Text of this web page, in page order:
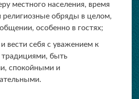
местного населения, время
религиозные обряды в целом,
особенно в гостях;
вести себя с уважением к
быть
спокойными и